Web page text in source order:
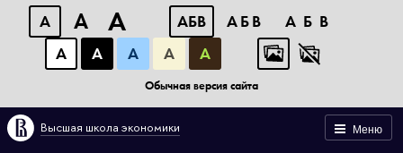
A A A АБВ АБВ
АБВ
А
А А А А
Обычная версия сайта
Меню
Высшая школа экономики